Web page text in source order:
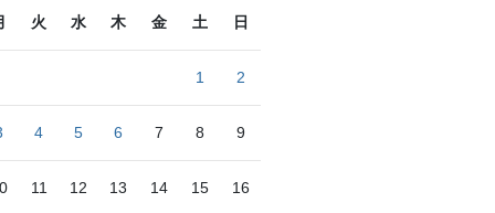
火 水 木 金 土 日
1 2
4 5 6 7 8 9
11 12 13 14 15 16